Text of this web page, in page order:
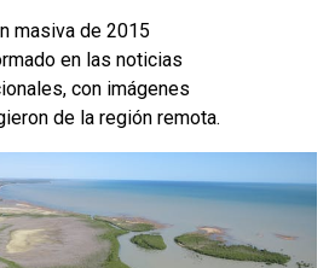
masiva de 2015
en las noticias
con imágenes
de la región remota.